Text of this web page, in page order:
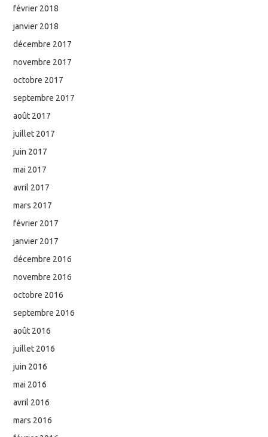
février 2018
janvier 2018
décembre 2017
novembre 2017
octobre 2017
septembre 2017
août 2017
juillet 2017
juin 2017
mai 2017
avril 2017
mars 2017
février 2017
janvier 2017
décembre 2016
novembre 2016
octobre 2016
septembre 2016
août 2016
juillet 2016
juin 2016
mai 2016
avril 2016
mars 2016